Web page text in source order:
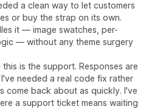
a clean way to let customers
or buy the strap on its own.
it — image swatches, per-
— without any theme surgery
is the support. Responses are
needed a real code fix rather
come back about as quickly. I've
a support ticket means waiting